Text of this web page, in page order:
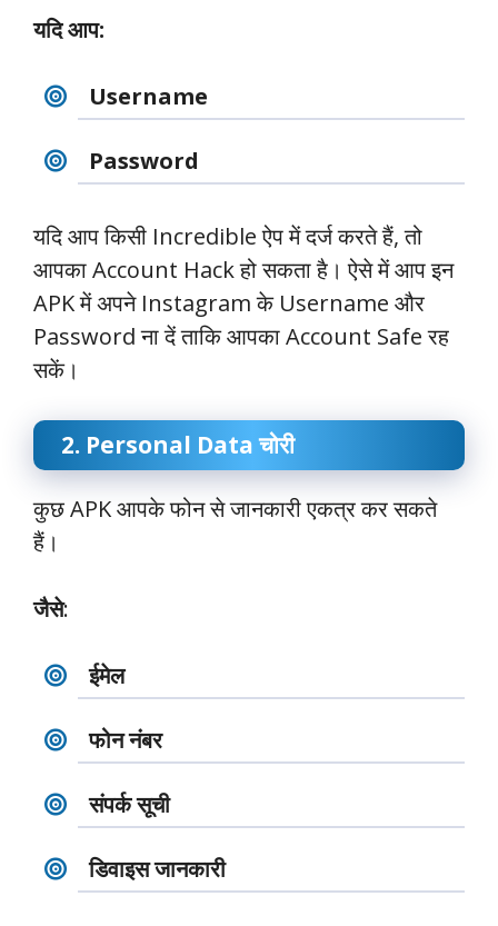
यदि आप:
Username
Password
यदि आप किसी Incredible ऐप में दर्ज करते हैं, तो
आपका Account Hack हो सकता है। ऐसे में आप इन
APK में अपने Instagram के Username और
Password ना दें ताकि आपका Account Safe रह
सकें।
2. Personal Data चोरी
कुछ APK आपके फोन से जानकारी एकत्र कर सकते
हैं।
जैसे:
ईमेल
फोन नंबर
संपर्क सूची
डिवाइस जानकारी